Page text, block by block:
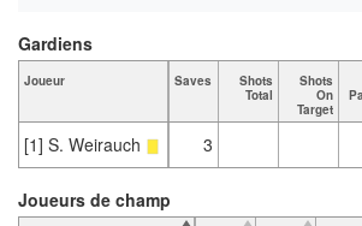
Joueur Saves
Shots
Total
Shots
On
Target
[1] S. Weirauch 3
Gardiens
Joueurs de champ